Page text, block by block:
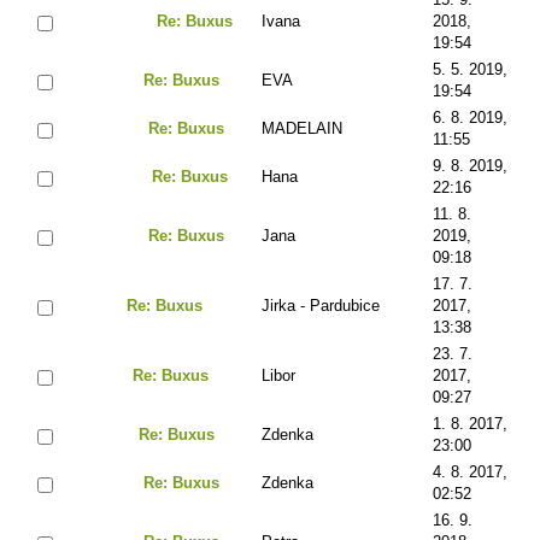
Re: Buxus Ivana
2018,
19:54
Re: Buxus EVA
5. 5. 2019,
19:54
Re: Buxus MADELAIN
6. 8. 2019,
11:55
Re: Buxus Hana
9. 8. 2019,
22:16
Re: Buxus Jana
11. 8.
2019,
09:18
Re: Buxus Jirka - Pardubice
17. 7.
2017,
13:38
Re: Buxus Libor
23. 7.
2017,
09:27
Re: Buxus Zdenka
1. 8. 2017,
23:00
Re: Buxus Zdenka
4. 8. 2017,
02:52
16. 9.